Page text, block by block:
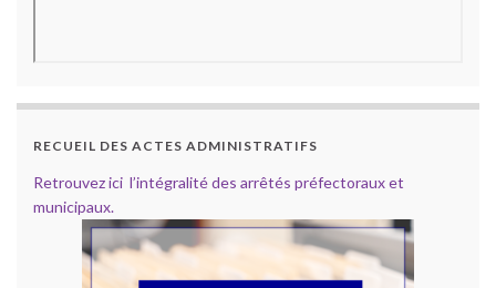
RECUEIL DES ACTES ADMINISTRATIFS
Retrouvez ici l’intégralité des arrêtés préfectoraux et
municipaux.